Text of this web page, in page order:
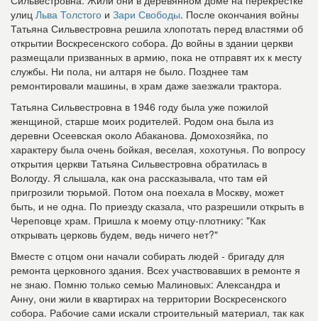
улиц Льва Толстого и Зари Свободы. После окончания войны
Татьяна Сильвестровна решила хлопотать перед властями об
открытии Воскресенского собора. До войны в здании церкви
размещали призванных в армию, пока не отправят их к месту
службы. Ни пола, ни алтаря не было. Позднее там
ремонтировали машины, в храм даже заезжали трактора.
Татьяна Сильвестровна в 1946 году была уже пожилой
женщиной, старше моих родителей. Родом она была из
деревни Осеевская около Абаканова. Домохозяйка, по
характеру была очень бойкая, веселая, хохотунья. По вопросу
открытия церкви Татьяна Сильвестровна обратилась в
Вологду. Я слышала, как она рассказывала, что там ей
пригрозили тюрьмой. Потом она поехала в Москву, может
быть, и не одна. По приезду сказала, что разрешили открыть в
Череповце храм. Пришла к моему отцу-плотнику: "Как
открывать церковь будем, ведь ничего нет?"
Вместе с отцом они начали собирать людей - бригаду для
ремонта церковного здания. Всех участвовавших в ремонте я
не знаю. Помню только семью Малиновых: Александра и
Анну, они жили в квартирах на территории Воскресенского
собора. Рабочие сами искали строительный материал, так как